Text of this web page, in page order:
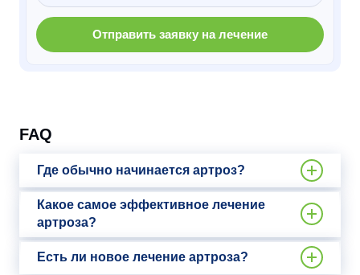
Отправить заявку на лечение
FAQ
Где обычно начинается артроз?
Какое самое эффективное лечение
артроза?
Есть ли новое лечение артроза?